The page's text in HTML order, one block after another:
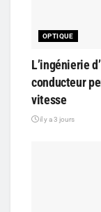
OPTIQUE
L’ingénierie
conducteur
vitesse
il y a 3 jours